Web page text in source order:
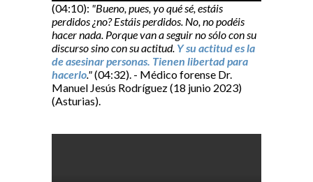
(04:10): "Bueno, pues, yo qué sé, estáis
perdidos ¿no? Estáis perdidos. No, no podéis
hacer nada. Porque van a seguir no sólo con su
discurso sino con su actitud. Y su actitud es la
de asesinar personas. Tienen libertad para
hacerlo."(04:32). - Médico forense Dr.
Manuel Jesús Rodríguez (18 junio 2023)
(Asturias).